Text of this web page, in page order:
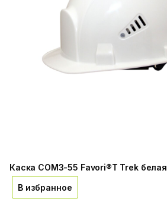
Каска СОМЗ-55 Favori®T Trek белая
В избранное